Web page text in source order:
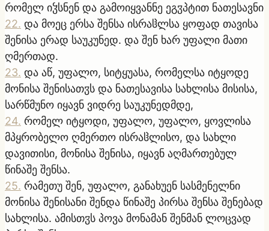
რომელ იჴსნენ და გამოიყვანნე ეგჳპტით ნათესავნი
22. და მოეც ერსა შენსა ისრაჱლსა ყოფად თავისა
შენისა ერად საუკუნედ. და შენ ხარ უფალი მათი
ღმერთად.
23. და აწ, უფალო, სიტყუასა, რომელსა იტყოდე
მონისა შენისათჳს და ნათესავისა სახლისა მისისა,
სარწმუნო იყავნ ვიდრე საუკუნედმდე,
24. რომელ იტყოდი, უფალო, უფალო, ყოვლისა
მპყრობელო ღმერთო ისრაჱლისო, და სახლი
დავითისი, მონისა შენისა, იყავნ აღმართებულ
წინაშე შენსა.
25. რამეთუ შენ, უფალო, განახუენ სასმენელნი
მონისა შენისანი შენდა წინაშე პირსა შენსა შენებად
სახლისა. ამისთჳს პოვა მონამან შენმან ლოცვად